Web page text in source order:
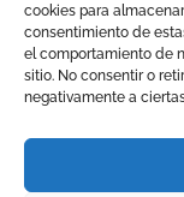
cookies para
consentimiento de
el comportamiento de
sitio. No consentir o
negativamente a